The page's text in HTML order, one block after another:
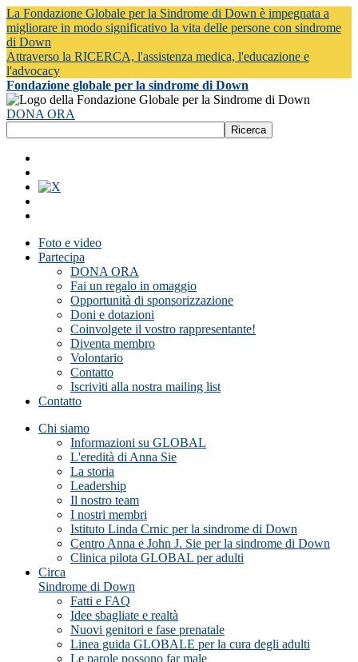
La Fondazione Globale per la Sindrome di Down è impegnata a
migliorare in modo significativo la vita delle persone con sindrome
di Down
Attraverso la RICERCA, l'assistenza medica, l'educazione e
l'advocacy
Fondazione globale per la sindrome di Down
DONA ORA
Foto e video
Partecipa
DONA ORA
Fai un regalo in omaggio
Opportunità di sponsorizzazione
Doni e dotazioni
Coinvolgete il vostro rappresentante!
Diventa membro
Volontario
Contatto
Iscriviti alla nostra mailing list
Contatto
Chi siamo
Informazioni su GLOBAL
L'eredità di Anna Sie
La storia
Leadership
Il nostro team
I nostri membri
Istituto Linda Crnic per la sindrome di Down
Centro Anna e John J. Sie per la sindrome di Down
Clinica pilota GLOBAL per adulti
Circa
Sindrome di Down
Fatti e FAQ
Idee sbagliate e realtà
Nuovi genitori e fase prenatale
Linea guida GLOBALE per la cura degli adulti
Le parole possono far male